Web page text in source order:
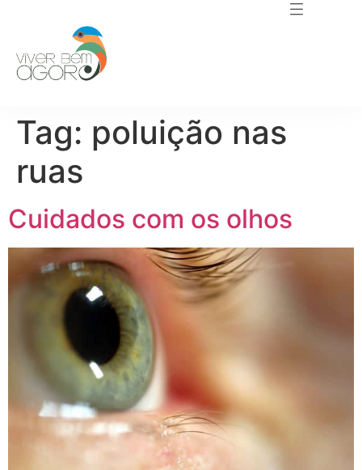
Tag: poluição nas
ruas
Cuidados com os olhos